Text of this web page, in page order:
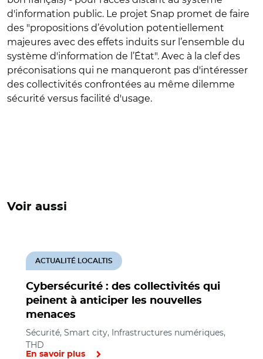
d'information public. Le projet Snap promet de faire
des "propositions d’évolution potentiellement
majeures avec des effets induits sur l’ensemble du
système d'information de l’État". Avec à la clef des
préconisations qui ne manqueront pas d'intéresser
des collectivités confrontées au même dilemme
sécurité versus facilité d'usage.
Voir aussi
Cybersécurité : des collectivités qui
peinent à anticiper les nouvelles
menaces
ACTUALITÉ LOCALTIS
Sécurité, Smart city, Infrastructures numériques,
THD
En savoir plus